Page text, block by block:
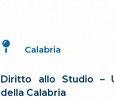
Calabria

Diritto allo Studio –
della Calabria